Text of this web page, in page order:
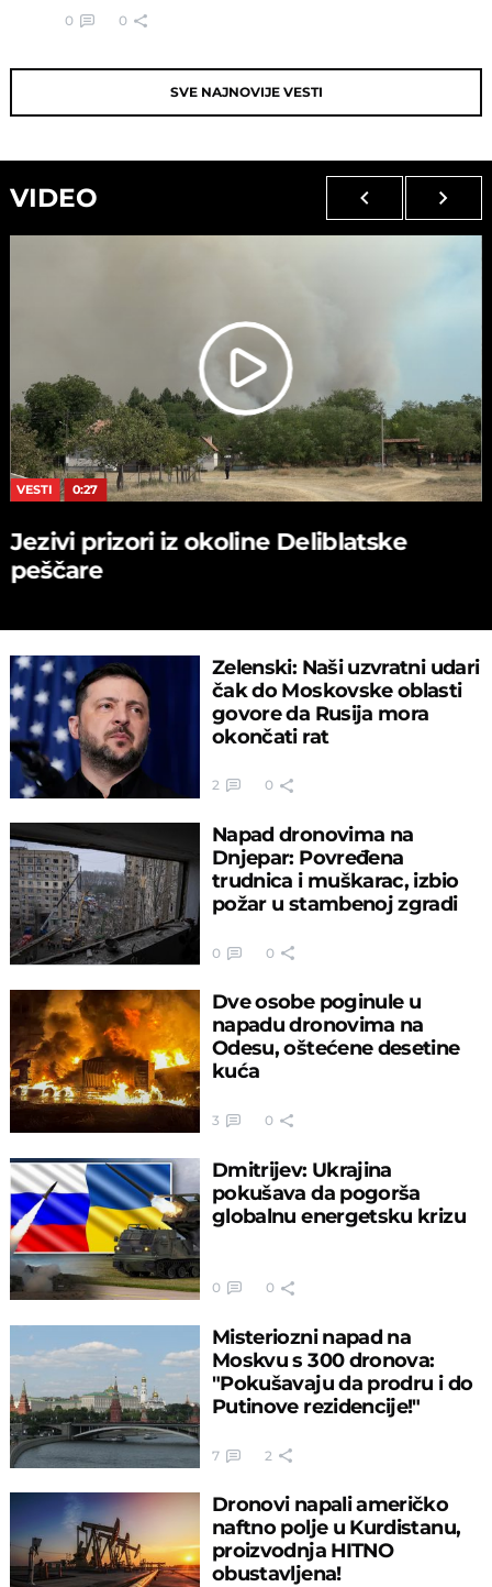
0 0
SVE NAJNOVIJE VESTI
VIDEO
VESTI 0:27
Jezivi prizori iz okoline Deliblatske
peščare
Zelenski: Naši uzvratni udari
čak do Moskovske oblasti
govore da Rusija mora
okončati rat
2 0
Napad dronovima na
Dnjepar: Povređena
trudnica i muškarac, izbio
požar u stambenoj zgradi
0 0
Dve osobe poginule u
napadu dronovima na
Odesu, oštećene desetine
kuća
3 0
Dmitrijev: Ukrajina
pokušava da pogorša
globalnu energetsku krizu
0 0
Misteriozni napad na
Moskvu s 300 dronova:
"Pokušavaju da prodru i do
Putinove rezidencije!"
7 2
Dronovi napali američko
naftno polje u Kurdistanu,
proizvodnja HITNO
obustavljena!